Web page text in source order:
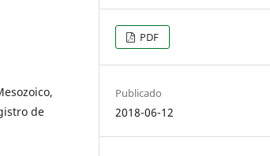
de
PDF
Publicado
2018-06-12